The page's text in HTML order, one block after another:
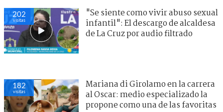
202
visitas
"Se siente como vivir abuso sexual
infantil": El descargo de alcaldesa
de La Cruz por audio filtrado
182
visitas
Mariana di Girolamo en la carrera
al Oscar: medio especializado la
propone como una de las favoritas